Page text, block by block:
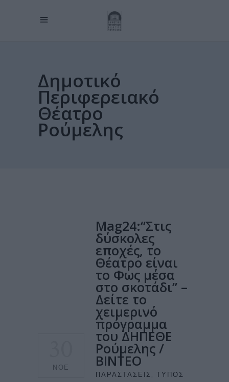
Δημοτικό
Περιφερειακό
Θέατρο
Ρούμελης
ΝΟΈ
Mag24:“Στις
δύσκολες
εποχές, το
Θέατρο είναι
το Φως μέσα
στο σκοτάδι” –
Δείτε το
χειμερινό
πρόγραμμα
του ΔΗΠΕΘΕ
Ρούμελης /
ΒΙΝΤΕΟ
ΠΑΡΑΣΤΆΣΕΙΣ ,ΤΎΠΟΣ